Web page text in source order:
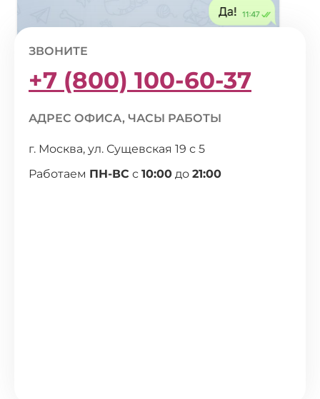
ЗВОНИТЕ
+7 (800) 100-60-37
АДРЕС ОФИСА, ЧАСЫ РАБОТЫ
г. Москва, ул. Сущевская 19 с 5
Работаем ПН-ВС с 10:00 до 21:00